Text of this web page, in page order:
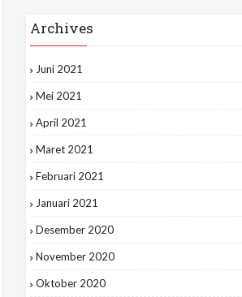
Archives
Juni 2021
Mei 2021
April 2021
Maret 2021
Februari 2021
Januari 2021
Desember 2020
November 2020
Oktober 2020